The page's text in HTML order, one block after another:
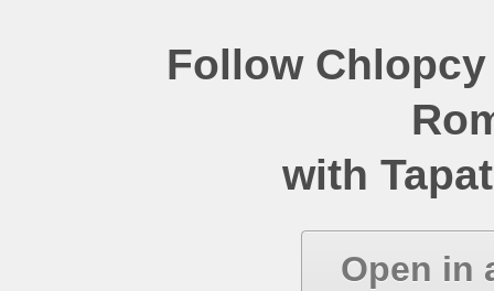
Follow
with
Open in